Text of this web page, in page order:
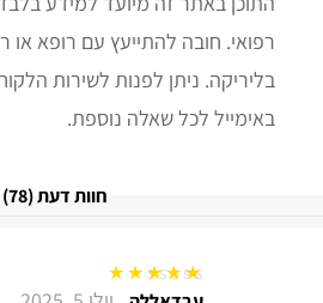
רפואי. חובה להתייעץ עם רופא או
בליריקה. ניתן לפנות לשירות
באימייל לכל שאלה נוספת.
חוות דעת (78)